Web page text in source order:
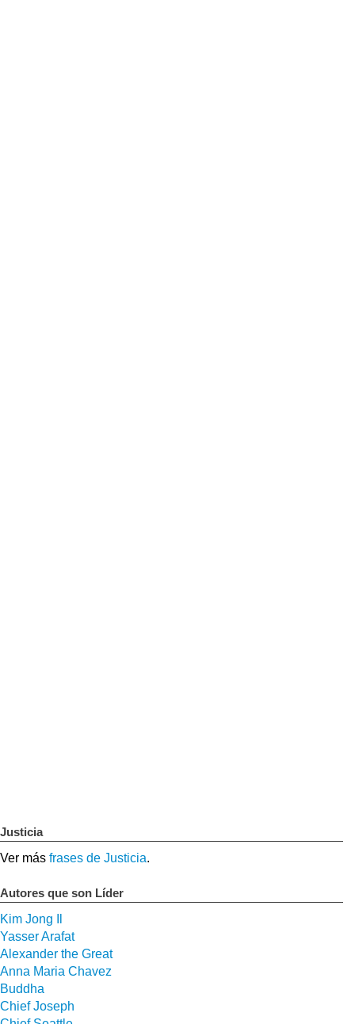
Justicia
Ver más frases de Justicia.
Autores que son Líder
Kim Jong Il
Yasser Arafat
Alexander the Great
Anna Maria Chavez
Buddha
Chief Joseph